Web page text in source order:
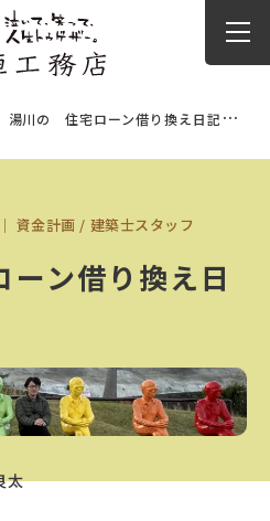
湯川の 住宅ローン借り換え日記♪ VOL1
｜ 資金計画 建築士スタッフ
ン借り換え日
太